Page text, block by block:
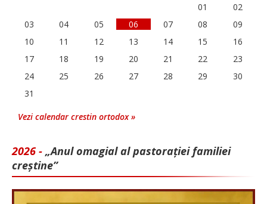
01
02
03
04 05 06 07 08
09
10
11 12 13 14 15
16
17
18 19 20 21 22
23
24
25 26 27 28 29
30
31
Vezi calendar crestin ortodox »
2026 - „Anul omagial al pastorației familiei
creștine”